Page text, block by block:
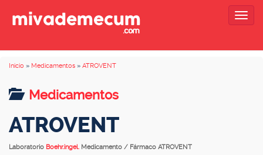
Inicio » Medicamentos » ATROVENT
Medicamentos
ATROVENT
Laboratorio Boehr.ingel. Medicamento / Fármaco ATROVENT